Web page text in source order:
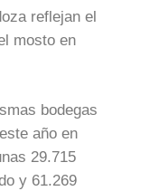
reflejan el
mosto en
bodegas
año en
29.715
y 61.269